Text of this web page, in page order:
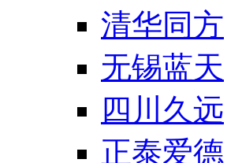
清华同方
无锡蓝天
四川久远
正泰爱德